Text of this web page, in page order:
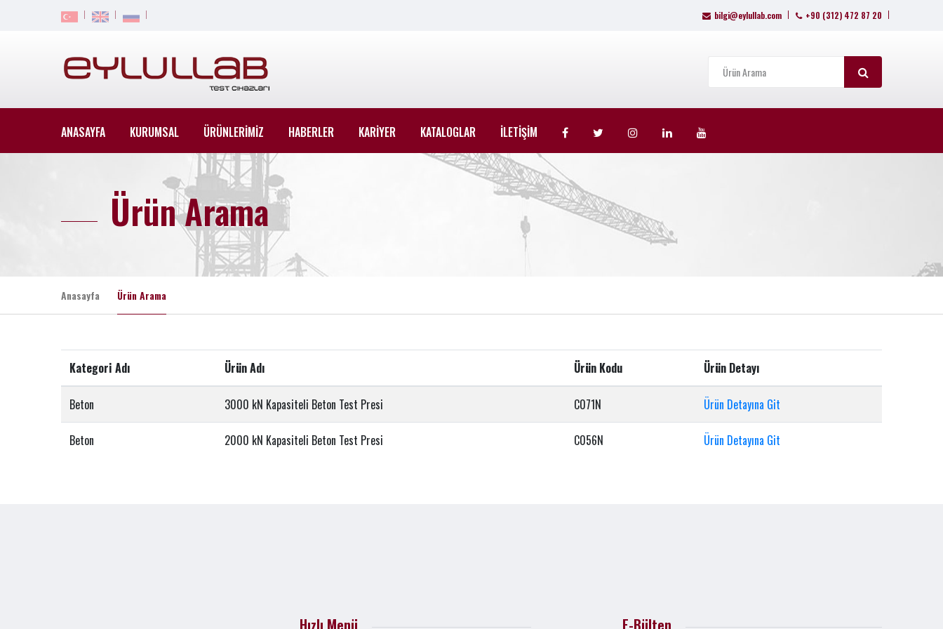
bilgi@eylullab.com +90 (312) 472 87 20
ANASAYFA KURUMSAL ÜRÜNLERİMİZ HABERLER KARİYER KATALOGLAR İLETİŞİM
Ürün Arama
Anasayfa Ürün Arama
Kategori Adı Ürün Adı Ürün Kodu Ürün Detayı
Beton 3000 kN Kapasiteli Beton Test Presi C071N Ürün Detayına Git
Beton 2000 kN Kapasiteli Beton Test Presi C056N Ürün Detayına Git
Hızlı Menü E-Bülten